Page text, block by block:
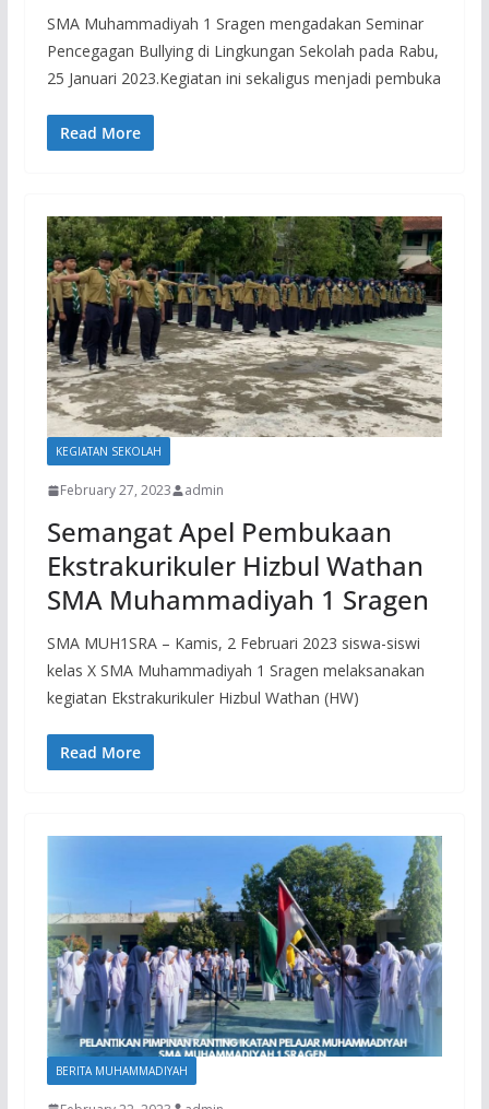
SMA Muhammadiyah 1 Sragen mengadakan Seminar
Pencegagan Bullying di Lingkungan Sekolah pada Rabu,
25 Januari 2023.Kegiatan ini sekaligus menjadi pembuka
Read More
KEGIATAN SEKOLAH
February 27, 2023 admin
Semangat Apel Pembukaan
Ekstrakurikuler Hizbul Wathan
SMA Muhammadiyah 1 Sragen
SMA MUH1SRA – Kamis, 2 Februari 2023 siswa-siswi
kelas X SMA Muhammadiyah 1 Sragen melaksanakan
kegiatan Ekstrakurikuler Hizbul Wathan (HW)
Read More
BERITA MUHAMMADIYAH